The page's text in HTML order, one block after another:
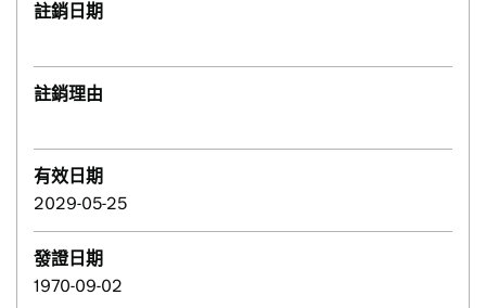
註銷日期
註銷理由
有效日期
2029-05-25
發證日期
1970-09-02